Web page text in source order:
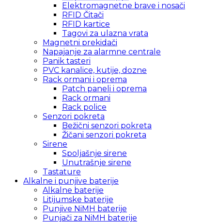
Elektromagnetne brave i nosači
RFID Čitači
RFID kartice
Tagovi za ulazna vrata
Magnetni prekidači
Napajanje za alarmne centrale
Panik tasteri
PVC kanalice, kutije, dozne
Rack ormani i oprema
Patch paneli i oprema
Rack ormani
Rack police
Senzori pokreta
Bežični senzori pokreta
Žičani senzori pokreta
Sirene
Spoljašnje sirene
Unutrašnje sirene
Tastature
Alkalne i punjive baterije
Alkalne baterije
Litijumske baterije
Punjive NiMH baterije
Punjači za NiMH baterije